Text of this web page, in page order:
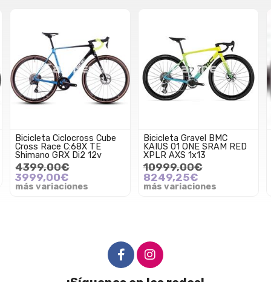
Bicicleta Ciclocross Cube
Cross Race C:68X TE
Shimano GRX Di2 12v
4399,00€
3999,00€
más variaciones
Bicicleta Gravel BMC
KAIUS 01 ONE SRAM RED
XPLR AXS 1x13
10999,00€
8249,25€
más variaciones